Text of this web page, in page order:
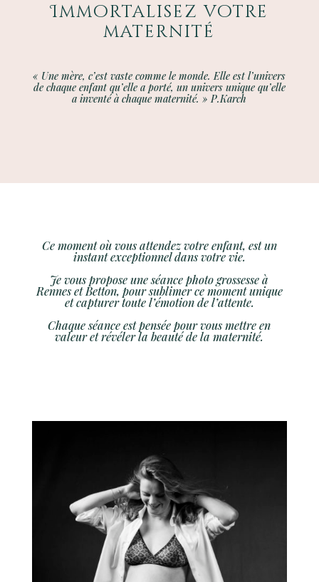
Immortalisez votre
maternité
« Une mère, c’est vaste comme le monde. Elle est l’univers
de chaque enfant qu’elle a porté, un univers unique qu’elle
a inventé à chaque maternité. » P.Karch
Ce moment où vous attendez votre enfant, est un
instant exceptionnel dans votre vie.
Je vous propose une séance photo grossesse à
Rennes et Betton, pour sublimer ce moment unique
et capturer toute l’émotion de l’attente.
Chaque séance est pensée pour vous mettre en
valeur et révéler la beauté de la maternité.